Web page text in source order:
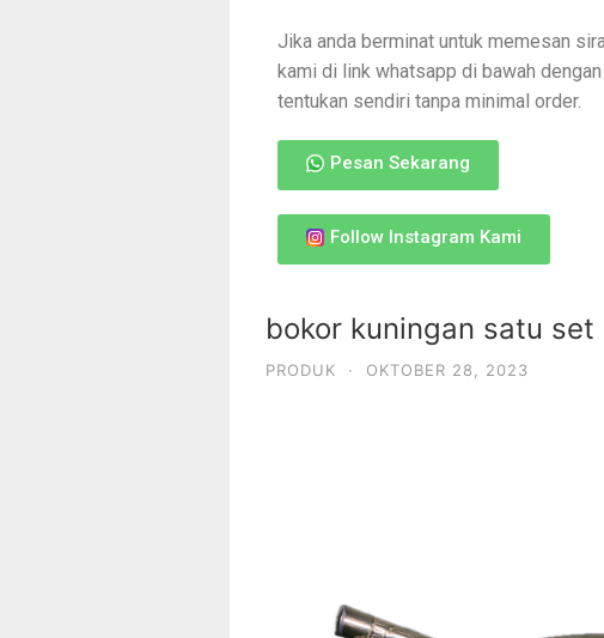
Jika anda berminat untuk memesan
kami di link whatsapp di bawah
tentukan sendiri tanpa minimal order.
Pesan Sekarang
Follow Instagram Kami
bokor kuningan satu set
PRODUK · OKTOBER 28, 2023